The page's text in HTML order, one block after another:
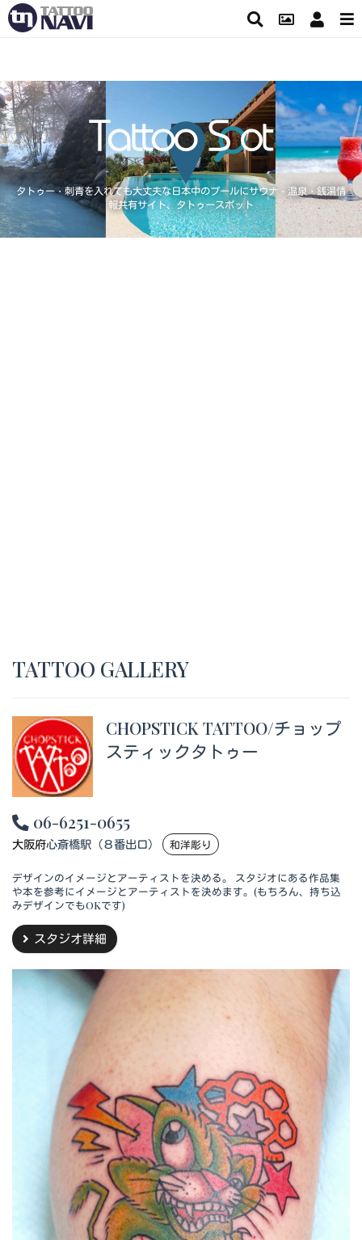
タトゥー・刺青を入れても大丈夫な日本中のプールにサウナ・温泉・銭湯情
報共有サイト、タトゥースポット
TATTOO GALLERY
CHOPSTICK TATTOO/チョップ
スティックタトゥー
06-6251-0655
大阪府心斎橋駅（８番出口） 和洋彫り
デザインのイメージとアーティストを決める。 スタジオにある作品集
や本を参考にイメージとアーティストを決めます。(もちろん、持ち込
みデザインでもOKです)
スタジオ詳細